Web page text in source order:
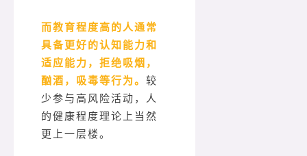
而教育程度高的人通常
具备更好的认知能力和
适应能力，拒绝吸烟，
酗酒，吸毒等行为。 较
少参与高风险活动，人
的健康程度理论上当然
更上一层楼。